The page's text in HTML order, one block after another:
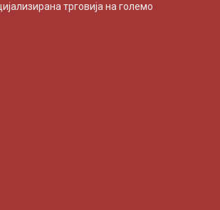
трговија на големо